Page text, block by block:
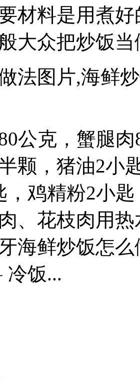
材料是用煮
大众把炒饭
法图片,海鲜
公克，蟹腿
颗，猪油2小
，鸡精粉2小
、花枝肉用
海鲜炒饭怎
冷饭...